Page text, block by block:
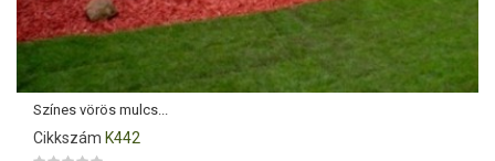
Színes vörös mulcs...
Cikkszám K442